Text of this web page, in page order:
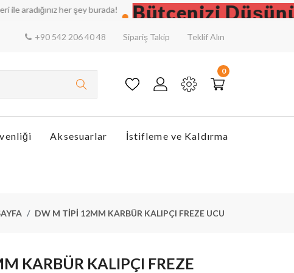
her şey burada! Bütçenizi Düşünün,
+90 542 206 40 48 Sipariş Takip Teklif Alın
0
Aksesuarlar İstifleme ve Kaldırma
DW M TİPİ 12MM KARBÜR KALIPÇI FREZE UCU
KARBÜR KALIPÇI FREZE